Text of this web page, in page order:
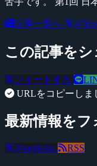
記事一覧へ
この記事をシ
ツイートする
URLをコピーしま
最新情報をフ
@negitaku RSS